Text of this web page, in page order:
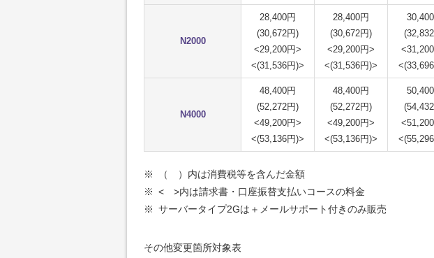
N2000
28,400円
(30,672円)
<29,200円>
<(31,536円)>
28,400円
(30,672円)
<29,200円>
<(31,536円)>
N4000
48,400円
(52,272円)
<49,200円>
<(53,136円)>
48,400円
(52,272円)
<49,200円>
<(53,136円)>
※
（ ）内は消費税等を含んだ金額
※ < >内は請求書・口座振替支払いコースの料金
※ サーバータイプ2Gは＋メールサポート付きのみ販売
その他変更箇所対象表